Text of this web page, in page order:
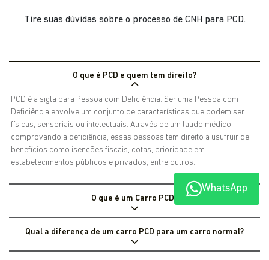
Tire suas dúvidas sobre o processo de CNH para PCD.
O que é PCD e quem tem direito?
PCD é a sigla para Pessoa com Deficiência. Ser uma Pessoa com
Deficiência envolve um conjunto de características que podem ser
físicas, sensoriais ou intelectuais. Através de um laudo médico
comprovando a deficiência, essas pessoas tem direito a usufruir de
benefícios como isenções fiscais, cotas, prioridade em
estabelecimentos públicos e privados, entre outros.
O que é um Carro PCD?
Qual a diferença de um carro PCD para um carro normal?
WhatsApp